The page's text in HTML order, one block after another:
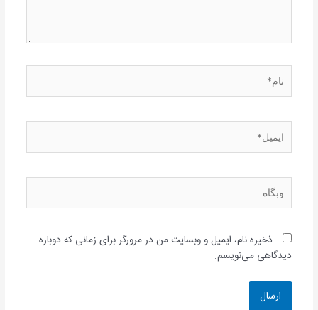
وبگاه
ذخیره نام، ایمیل و وبسایت من در مرورگر برای زمانی که دوباره
دیدگاهی می‌نویسم.